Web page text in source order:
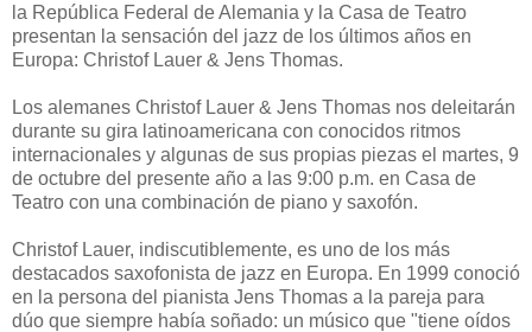
la República Federal de Alemania y la Casa de Teatro
presentan la sensación del jazz de los últimos años en
Europa: Christof Lauer & Jens Thomas.
Los alemanes Christof Lauer & Jens Thomas nos deleitarán
durante su gira latinoamericana con conocidos ritmos
internacionales y algunas de sus propias piezas el martes, 9
de octubre del presente año a las 9:00 p.m. en Casa de
Teatro con una combinación de piano y saxofón.
Christof Lauer, indiscutiblemente, es uno de los más
destacados saxofonista de jazz en Europa. En 1999 conoció
en la persona del pianista Jens Thomas a la pareja para
dúo que siempre había soñado: un músico que "tiene oídos